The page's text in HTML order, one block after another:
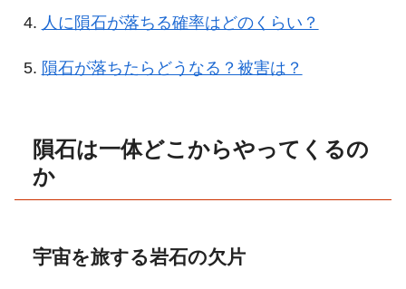
人に隕石が落ちる確率はどのくらい？
隕石が落ちたらどうなる？被害は？
隕石は一体どこからやってくるの
か
宇宙を旅する岩石の欠片